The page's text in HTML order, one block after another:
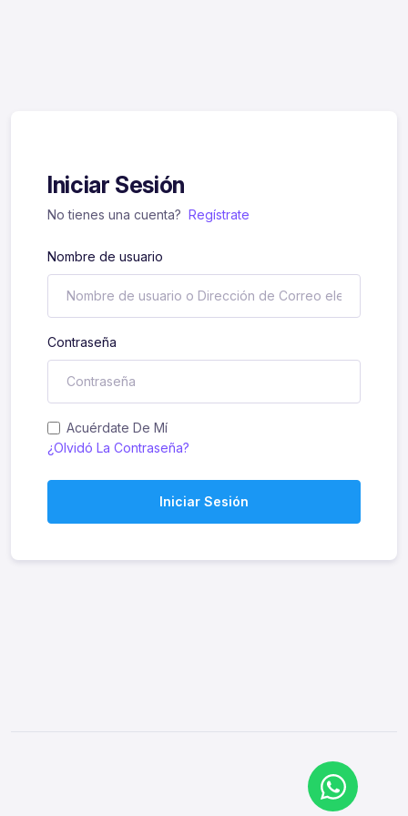
Iniciar Sesión
No tienes una cuenta? Regístrate
Nombre de usuario
Contraseña
Acuérdate De Mí
¿Olvidó La Contraseña?
Iniciar Sesión